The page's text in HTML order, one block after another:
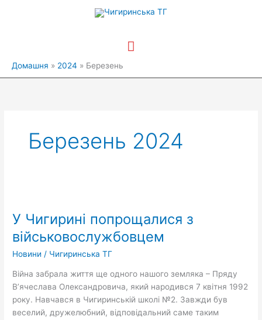
Головне
меню
Домашня 2024 Березень
Березень 2024
У Чигирині попрощалися з
військовослужбовцем
Новини / Чигиринська ТГ
Війна забрала життя ще одного нашого земляка – Пряду
Вʼячеслава Олександровича, який народився 7 квітня 1992
року. Навчався в Чигиринській школі №2. Завжди був
веселий, дружелюбний, відповідальний саме таким
попрощалися
військовослужбовцем